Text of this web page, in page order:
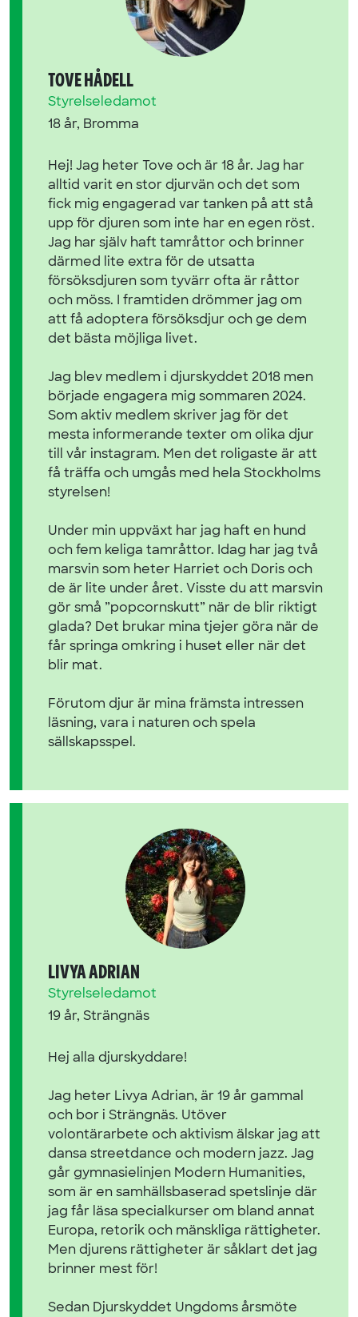
TOVE HÅDELL
Styrelseledamot
18 år, Bromma
Hej! Jag heter Tove och är 18 år. Jag har
alltid varit en stor djurvän och det som
fick mig engagerad var tanken på att stå
upp för djuren som inte har en egen röst.
Jag har själv haft tamråttor och brinner
därmed lite extra för de utsatta
försöksdjuren som tyvärr ofta är råttor
och möss. I framtiden drömmer jag om
att få adoptera försöksdjur och ge dem
det bästa möjliga livet.
Jag blev medlem i djurskyddet 2018 men
började engagera mig sommaren 2024.
Som aktiv medlem skriver jag för det
mesta informerande texter om olika djur
till vår instagram. Men det roligaste är att
få träffa och umgås med hela Stockholms
styrelsen!
Under min uppväxt har jag haft en hund
och fem keliga tamråttor. Idag har jag två
marsvin som heter Harriet och Doris och
de är lite under året. Visste du att marsvin
gör små ”popcornskutt” när de blir riktigt
glada? Det brukar mina tjejer göra när de
får springa omkring i huset eller när det
blir mat.
Förutom djur är mina främsta intressen
läsning, vara i naturen och spela
sällskapsspel.
LIVYA ADRIAN
Styrelseledamot
19 år, Strängnäs
Hej alla djurskyddare!
Jag heter Livya Adrian, är 19 år gammal
och bor i Strängnäs. Utöver
volontärarbete och aktivism älskar jag att
dansa streetdance och modern jazz. Jag
går gymnasielinjen Modern Humanities,
som är en samhällsbaserad spetslinje där
jag får läsa specialkurser om bland annat
Europa, retorik och mänskliga rättigheter.
Men djurens rättigheter är såklart det jag
brinner mest för!
Sedan Djurskyddet Ungdoms årsmöte